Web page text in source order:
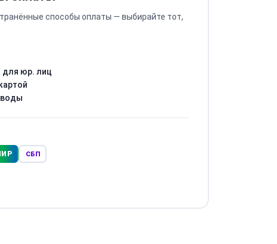
способы оплаты — выбирайте тот,
для юр. лиц
СБП